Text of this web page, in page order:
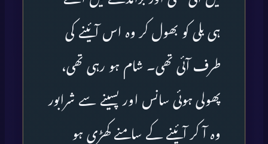
ہی بلی کو بھول کر وہ اس آئینے کی
طرف آئی تھی۔ شام ہو رہی تھی،
پھولی ہوئی سانس اور پسینے سے شرابور
وہ آ کر آئینے کے سامنے کھڑی ہو